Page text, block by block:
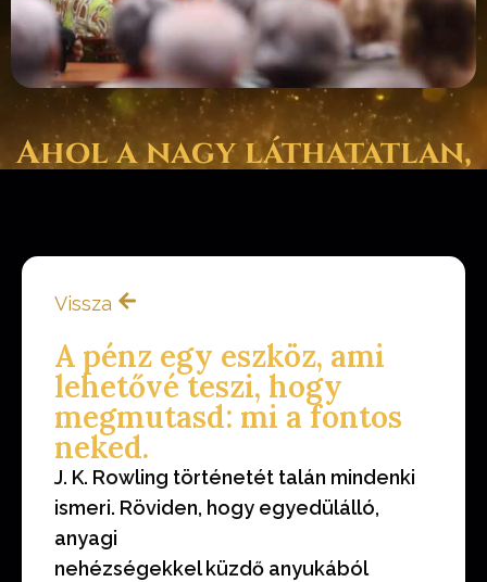
Ahol a nagy láthatatlan,
Vissza
A pénz egy eszköz, ami
lehetővé teszi, hogy
megmutasd: mi a fontos
neked.
J. K. Rowling történetét talán mindenki
ismeri. Röviden, hogy egyedülálló,
anyagi
nehézségekkel küzdő anyukából